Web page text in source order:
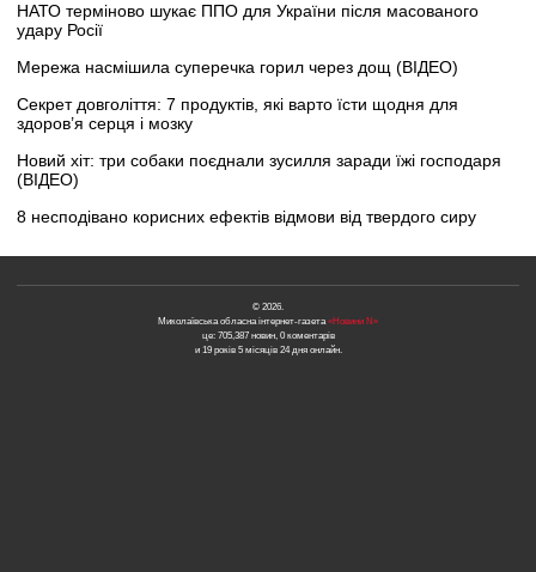
НАТО терміново шукає ППО для України після масованого
удару Росії
Мережа насмішила суперечка горил через дощ (ВІДЕО)
Секрет довголіття: 7 продуктів, які варто їсти щодня для
здоров’я серця і мозку
Новий хіт: три собаки поєднали зусилля заради їжі господаря
(ВІДЕО)
8 несподівано корисних ефектів відмови від твердого сиру
© 2026.
Миколаївська обласна інтернет-газета«Новини N»
це: 705,387 новин, 0 коментарів
и 19 років 5 місяців 24 дня онлайн.